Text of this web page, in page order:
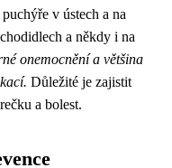
v ústech a na
a někdy i na
onemocnění a většina
Důležité je zajistit
a bolest.